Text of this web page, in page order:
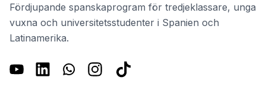
Fördjupande spanskaprogram för tredjeklassare, unga
vuxna och universitetsstudenter i Spanien och
Latinamerika.